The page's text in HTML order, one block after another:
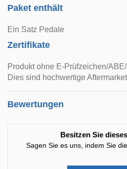
Paket enthält
Ein Satz Pedale
Zertifikate
Produkt ohne E-Prüfzeichen/
Dies sind hochwertige
Bewertungen
Besitzen Sie
Sagen Sie es uns, indem Sie